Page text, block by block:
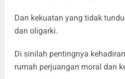
Dan kekuatan yang tidak
dan oligarki.
Di sinilah pentingnya
rumah perjuangan moral dan